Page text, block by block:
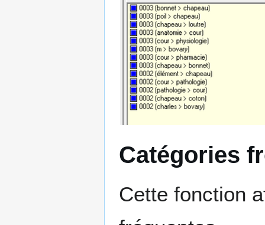
Catégories
Cette fonction